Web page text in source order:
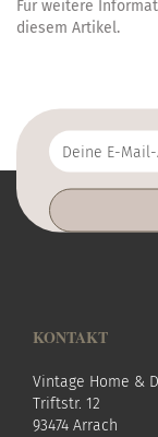
Für weitere
diesem Artikel.
Deine
E-
Addresse
KONTAKT
Vintage Home &
Triftstr. 12
93474 Arrach